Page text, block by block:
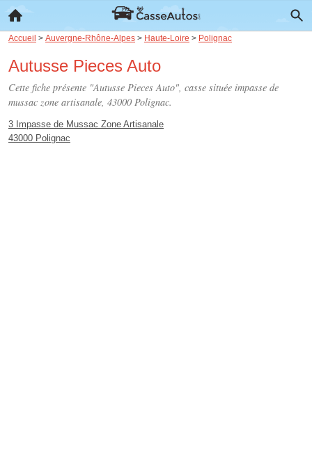
Accueil > Auvergne-Rhône-Alpes > Haute-Loire > Polignac
Autusse Pieces Auto
Cette fiche présente "Autusse Pieces Auto", casse située impasse de
mussac zone artisanale, 43000 Polignac.
3 Impasse de Mussac Zone Artisanale
43000 Polignac